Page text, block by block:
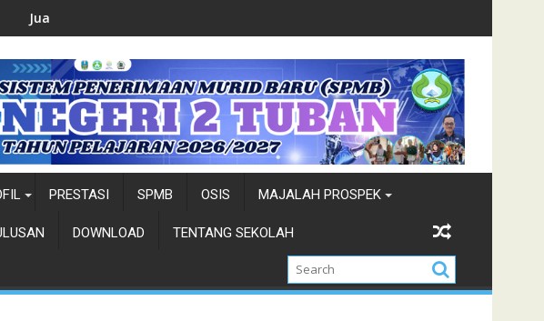
Ndhuk Kab. Tuban 2026
PRESTASI SPMB OSIS MAJALAH PROSPEK
DOWNLOAD TENTANG SEKOLAH